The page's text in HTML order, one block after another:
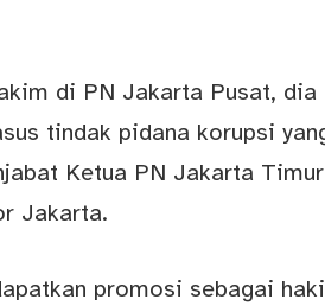
di PN Jakarta Pusat,
tindak pidana korupsi
Ketua PN Jakarta
Jakarta.
promosi sebagai